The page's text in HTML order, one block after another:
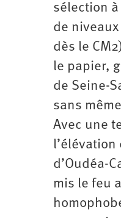
sélection à
de
dès le
le papier,
de Seine-
sans
Avec une
d’Oudéa-
mis le feu